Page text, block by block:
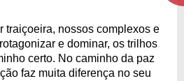
traiçoeira, nossos complexos e
e dominar, os trilhos
certo. No caminho da paz
faz muita diferença no seu